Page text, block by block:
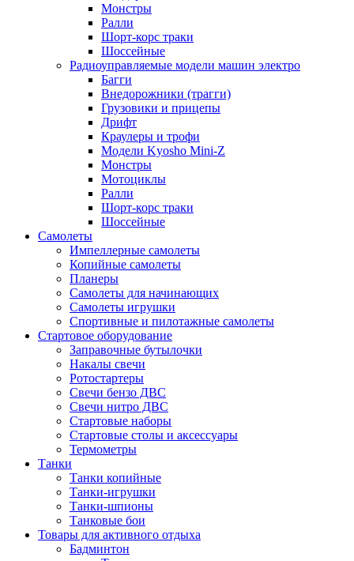
Монстры
Ралли
Шорт-корс траки
Шоссейные
Радиоуправляемые модели машин электро
Багги
Внедорожники (трагги)
Грузовики и прицепы
Дрифт
Краулеры и трофи
Модели Kyosho Mini-Z
Монстры
Мотоциклы
Ралли
Шорт-корс траки
Шоссейные
Самолеты
Импеллерные самолеты
Копийные самолеты
Планеры
Самолеты для начинающих
Самолеты игрушки
Спортивные и пилотажные самолеты
Стартовое оборудование
Заправочные бутылочки
Накалы свечи
Ротостартеры
Свечи бензо ДВС
Свечи нитро ДВС
Стартовые наборы
Стартовые столы и аксессуары
Термометры
Танки
Танки копийные
Танки-игрушки
Танки-шпионы
Танковые бои
Товары для активного отдыха
Бадминтон